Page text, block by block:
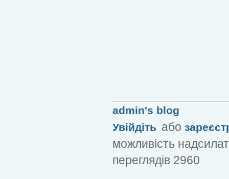
admin's blog
Увійдіть або
можливість
переглядів 2960